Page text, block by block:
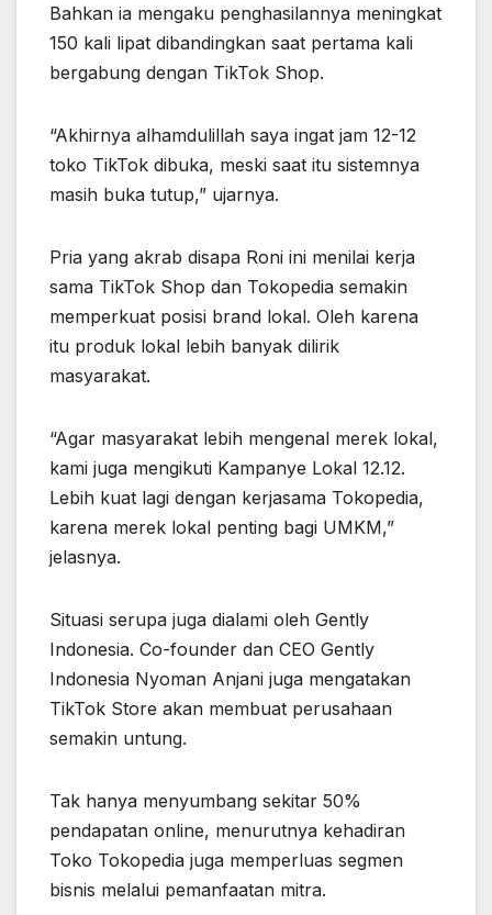
Bahkan ia mengaku penghasilannya meningkat
150 kali lipat dibandingkan saat pertama kali
bergabung dengan TikTok Shop.
“Akhirnya alhamdulillah saya ingat jam 12-12
toko TikTok dibuka, meski saat itu sistemnya
masih buka tutup,” ujarnya.
Pria yang akrab disapa Roni ini menilai kerja
sama TikTok Shop dan Tokopedia semakin
memperkuat posisi brand lokal. Oleh karena
itu produk lokal lebih banyak dilirik
masyarakat.
“Agar masyarakat lebih mengenal merek lokal,
kami juga mengikuti Kampanye Lokal 12.12.
Lebih kuat lagi dengan kerjasama Tokopedia,
karena merek lokal penting bagi UMKM,”
jelasnya.
Situasi serupa juga dialami oleh Gently
Indonesia. Co-founder dan CEO Gently
Indonesia Nyoman Anjani juga mengatakan
TikTok Store akan membuat perusahaan
semakin untung.
Tak hanya menyumbang sekitar 50%
pendapatan online, menurutnya kehadiran
Toko Tokopedia juga memperluas segmen
bisnis melalui pemanfaatan mitra.